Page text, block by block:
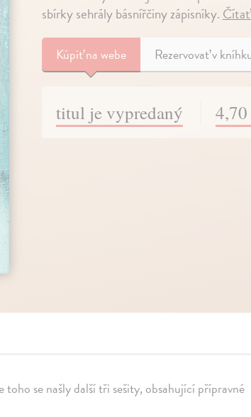
sbírky sehrály básnířčiny zápisníky.
Kúpiťna webe Rezervovať v
titul je vypredaný
se našly další tři sešity, obsahující přípravné